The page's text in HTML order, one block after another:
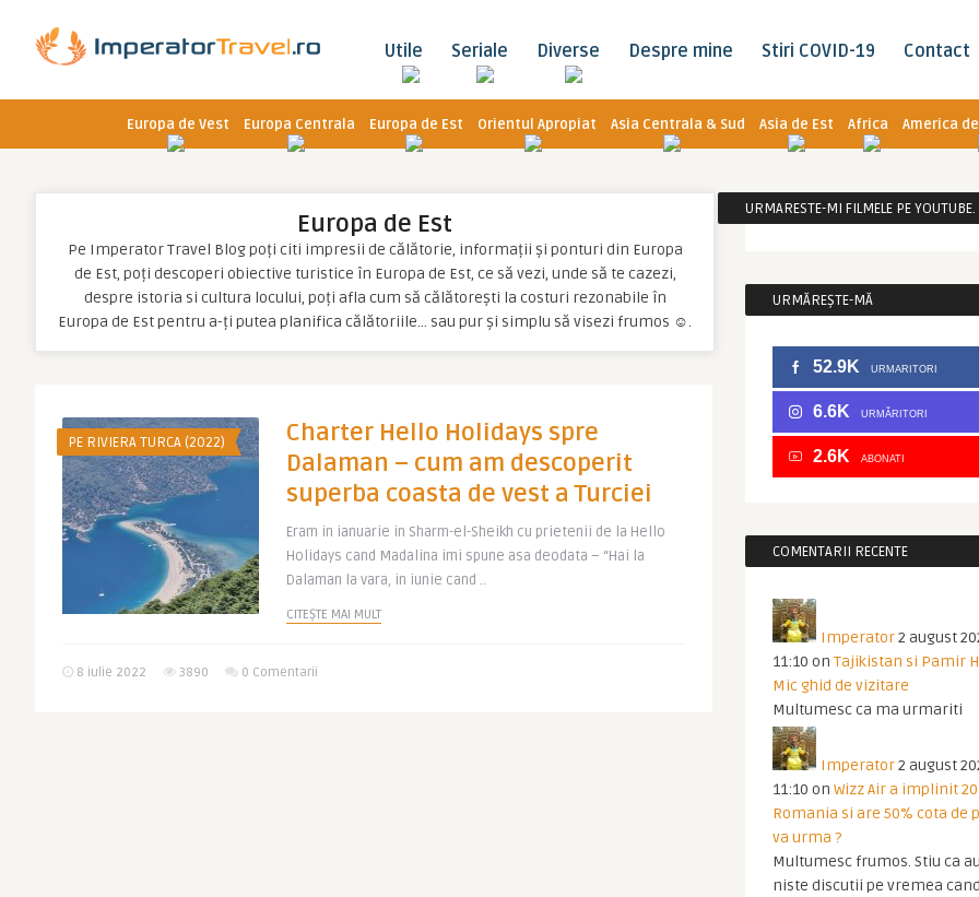
Utile Seriale Diverse Despre mine Stiri COVID-19 Contact
Europa de Vest Europa Centrala Europa de Est Orientul Apropiat Asia Centrala & Sud Asia de Est Africa America
Europa de Est
Pe Imperator Travel Blog poți citi impresii de călătorie, informații și ponturi din Europa
de Est, poți descoperi obiective turistice în Europa de Est, ce să vezi, unde să te cazezi,
despre istoria si cultura locului, poți afla cum să călătorești la costuri rezonabile în
Europa de Est pentru a-ți putea planifica călătoriile… sau pur și simplu să visezi frumos ☺.
PE RIVIERA TURCA (2022)
Charter Hello Holidays spre
Dalaman – cum am descoperit
superba coasta de vest a Turciei
Eram in ianuarie in Sharm-el-Sheikh cu prietenii de la Hello
Holidays cand Madalina imi spune asa deodata – “Hai la
Dalaman la vara, in iunie cand ..
CITEȘTE MAI MULT
8 iulie 2022 3890 0 Comentarii
URMARESTE-MI FILMELE PE YOUTUBE.
URMĂREȘTE-MĂ
52.9K URMARITORI
6.6K URMĂRITORI
2.6K ABONATI
COMENTARII RECENTE
Imperator2 august
11:10 on Tajikistan si Pamir
Mic ghid de vizitare
Multumesc ca ma urmariti
Imperator2 august
11:10 on Wizz Air a implinit
Romania si are 50% cota de
va urma ?
Multumesc frumos. Stiu ca
niste discutii pe vremea